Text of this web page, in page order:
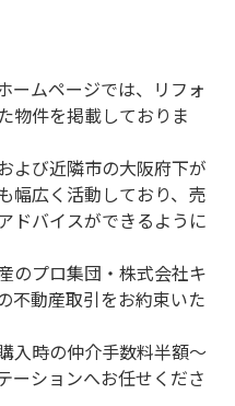
ームページでは、リフォ
物件を掲載しておりま
よび近隣市の大阪府下が
幅広く活動しており、売
ドバイスができるように
のプロ集団・株式会社キ
不動産取引をお約束いた
入時の仲介手数料半額～
ーションへお任せくださ